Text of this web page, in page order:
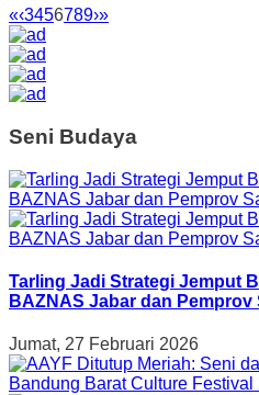
«‹3456789›»
Seni Budaya
Tarling Jadi Strategi Jemput
BAZNAS Jabar dan Pemprov
Jumat, 27 Februari 2026